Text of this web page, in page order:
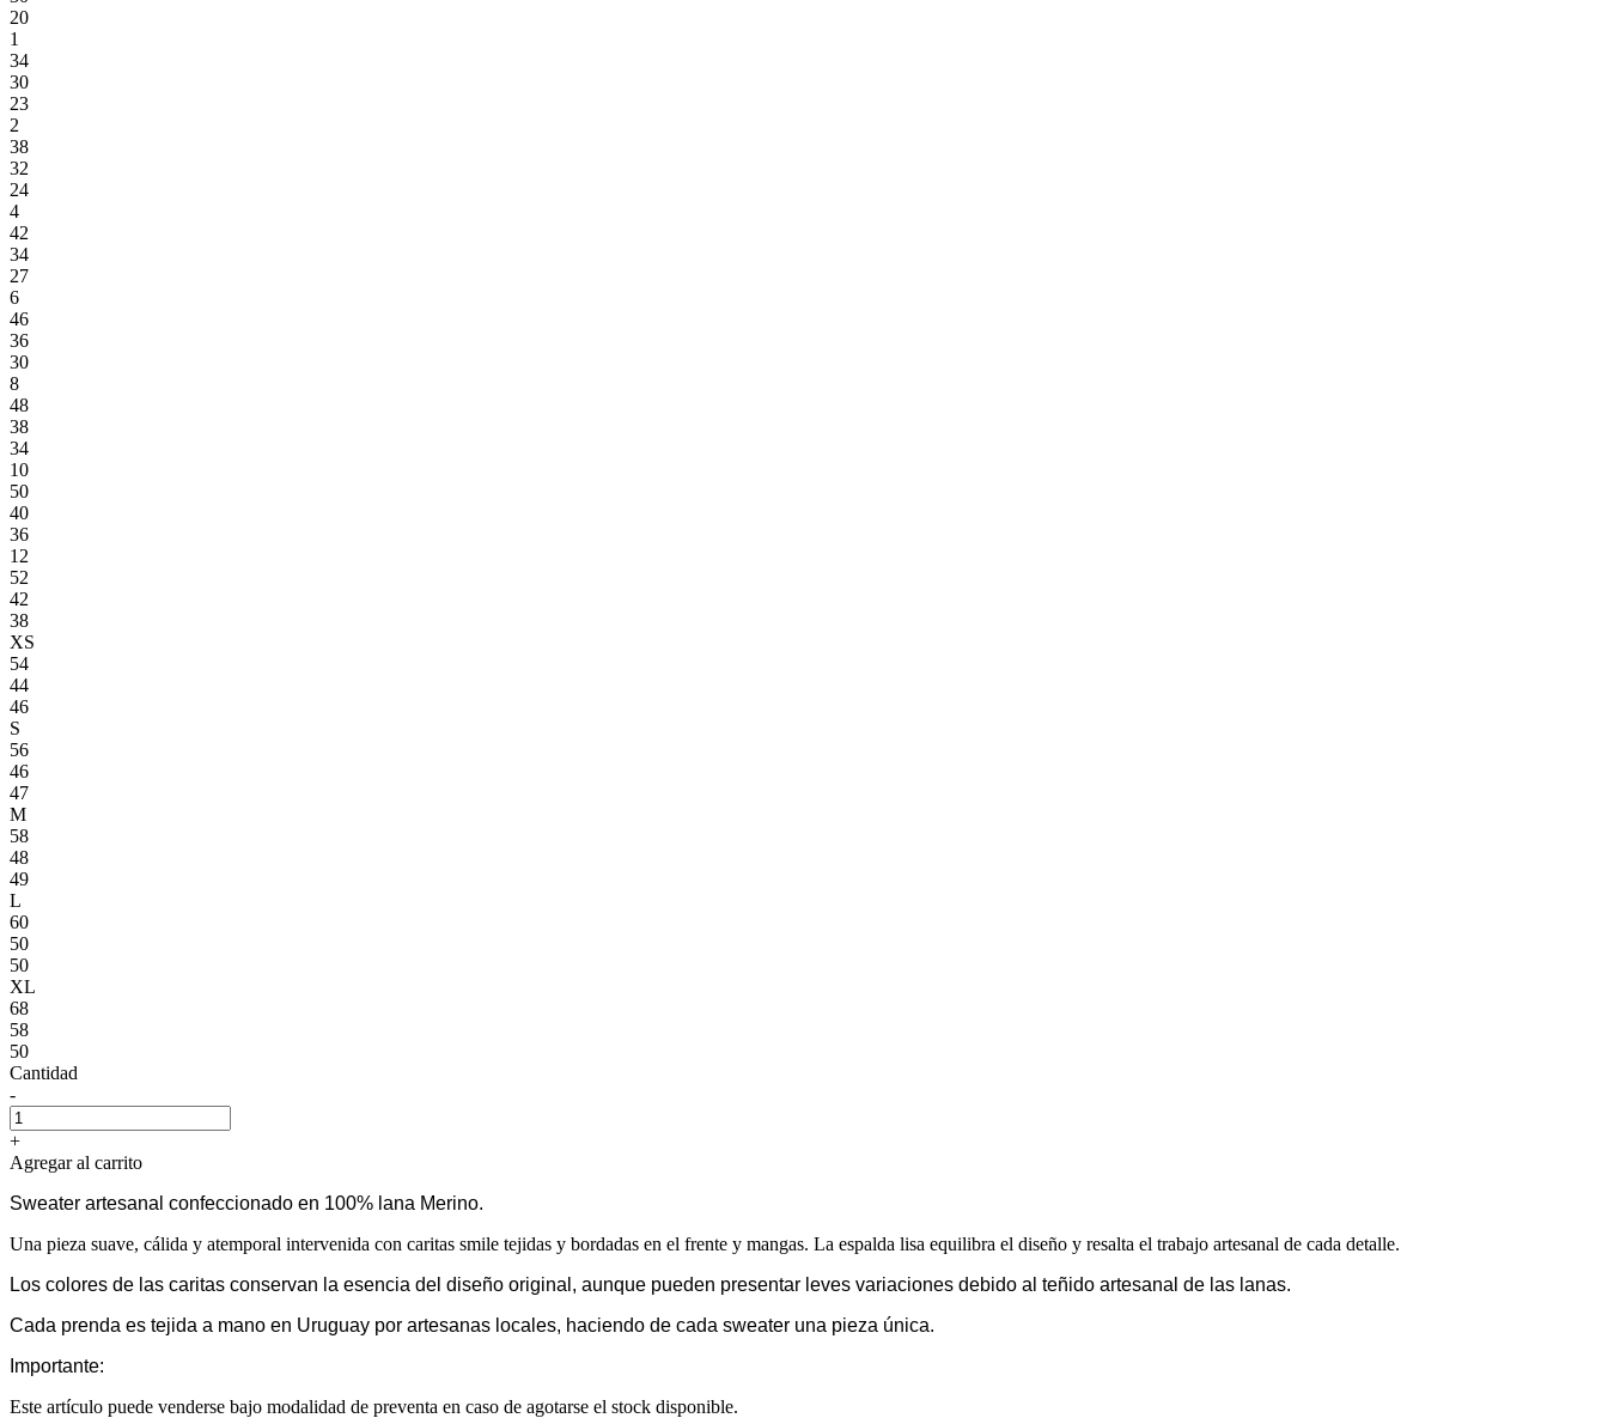
20
1
34
30
23
2
38
32
24
4
42
34
27
6
46
36
30
8
48
38
34
10
50
40
36
12
52
42
38
XS
54
44
46
S
56
46
47
M
58
48
49
L
60
50
50
XL
68
58
50
Cantidad
-
+
Agregar al carrito
Sweater artesanal confeccionado en 100% lana Merino.
Una pieza suave, cálida y atemporal intervenida con caritas smile tejidas y bordadas en el frente y mangas. La espalda lisa equilibra el diseño y resalta el trabajo artesanal de cada detalle.
Los colores de las caritas conservan la esencia del diseño original, aunque pueden presentar leves variaciones debido al teñido artesanal de las lanas.
Cada prenda es tejida a mano en Uruguay por artesanas locales, haciendo de cada sweater una pieza única.
Importante:
Este artículo puede venderse bajo modalidad de preventa en caso de agotarse el stock disponible.